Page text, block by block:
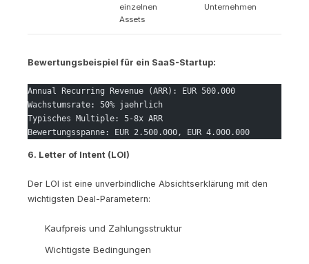
einzelnen
Assets
Unternehmen
Bewertungsbeispiel für ein SaaS-Startup:
Annual Recurring Revenue (ARR): EUR 500.000
Wachstumsrate: 50% jaehrlich
Typisches Multiple: 5-8x ARR
Bewertungsspanne: EUR 2.500.000, EUR 4.000.000
6. Letter of Intent (LOI)
Der LOI ist eine unverbindliche Absichtserklärung mit den
wichtigsten Deal-Parametern:
Kaufpreis und Zahlungsstruktur
Wichtigste Bedingungen